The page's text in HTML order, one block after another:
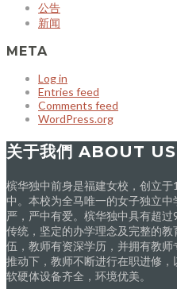
公告
新闻
META
Log in
Entries feed
Comments feed
WordPress.org
关于我們 ABOUT US
槟华独中前身是福建女校，创立
中。本校为全马唯一的女子独立
严，严中有爱。槟华独中具有超
传统，坚定的办学理念及完整的
伍，教师有资深学历，并拥有教
推动下，教师不断进行在职进修
软硬体设备齐全，环境优美。